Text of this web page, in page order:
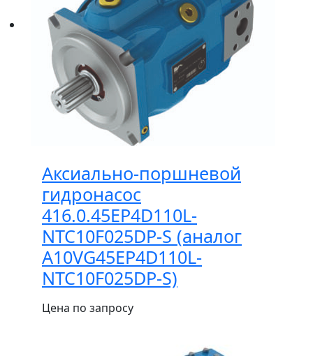
Аксиально-поршневой
гидронасос
416.0.45EP4D110L-
NTC10F025DP-S (аналог
A10VG45EP4D110L-
NTC10F025DP-S)
Цена по запросу